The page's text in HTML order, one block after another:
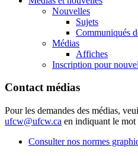
Nouvelles
Sujets
Communiqués
Médias
Affiches
Inscription pour
Contact médias
Pour les demandes des médias,
ufcw@ufcw.ca en indiquant le mot
Consulter nos normes